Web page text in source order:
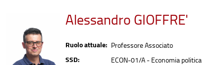
Alessandro GIOFFRE'
Ruolo attuale: Professore Associato
SSD: ECON-01/A - Economia politica